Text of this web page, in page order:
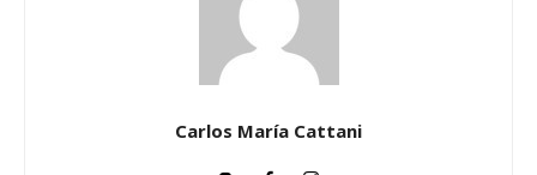
Carlos María Cattani